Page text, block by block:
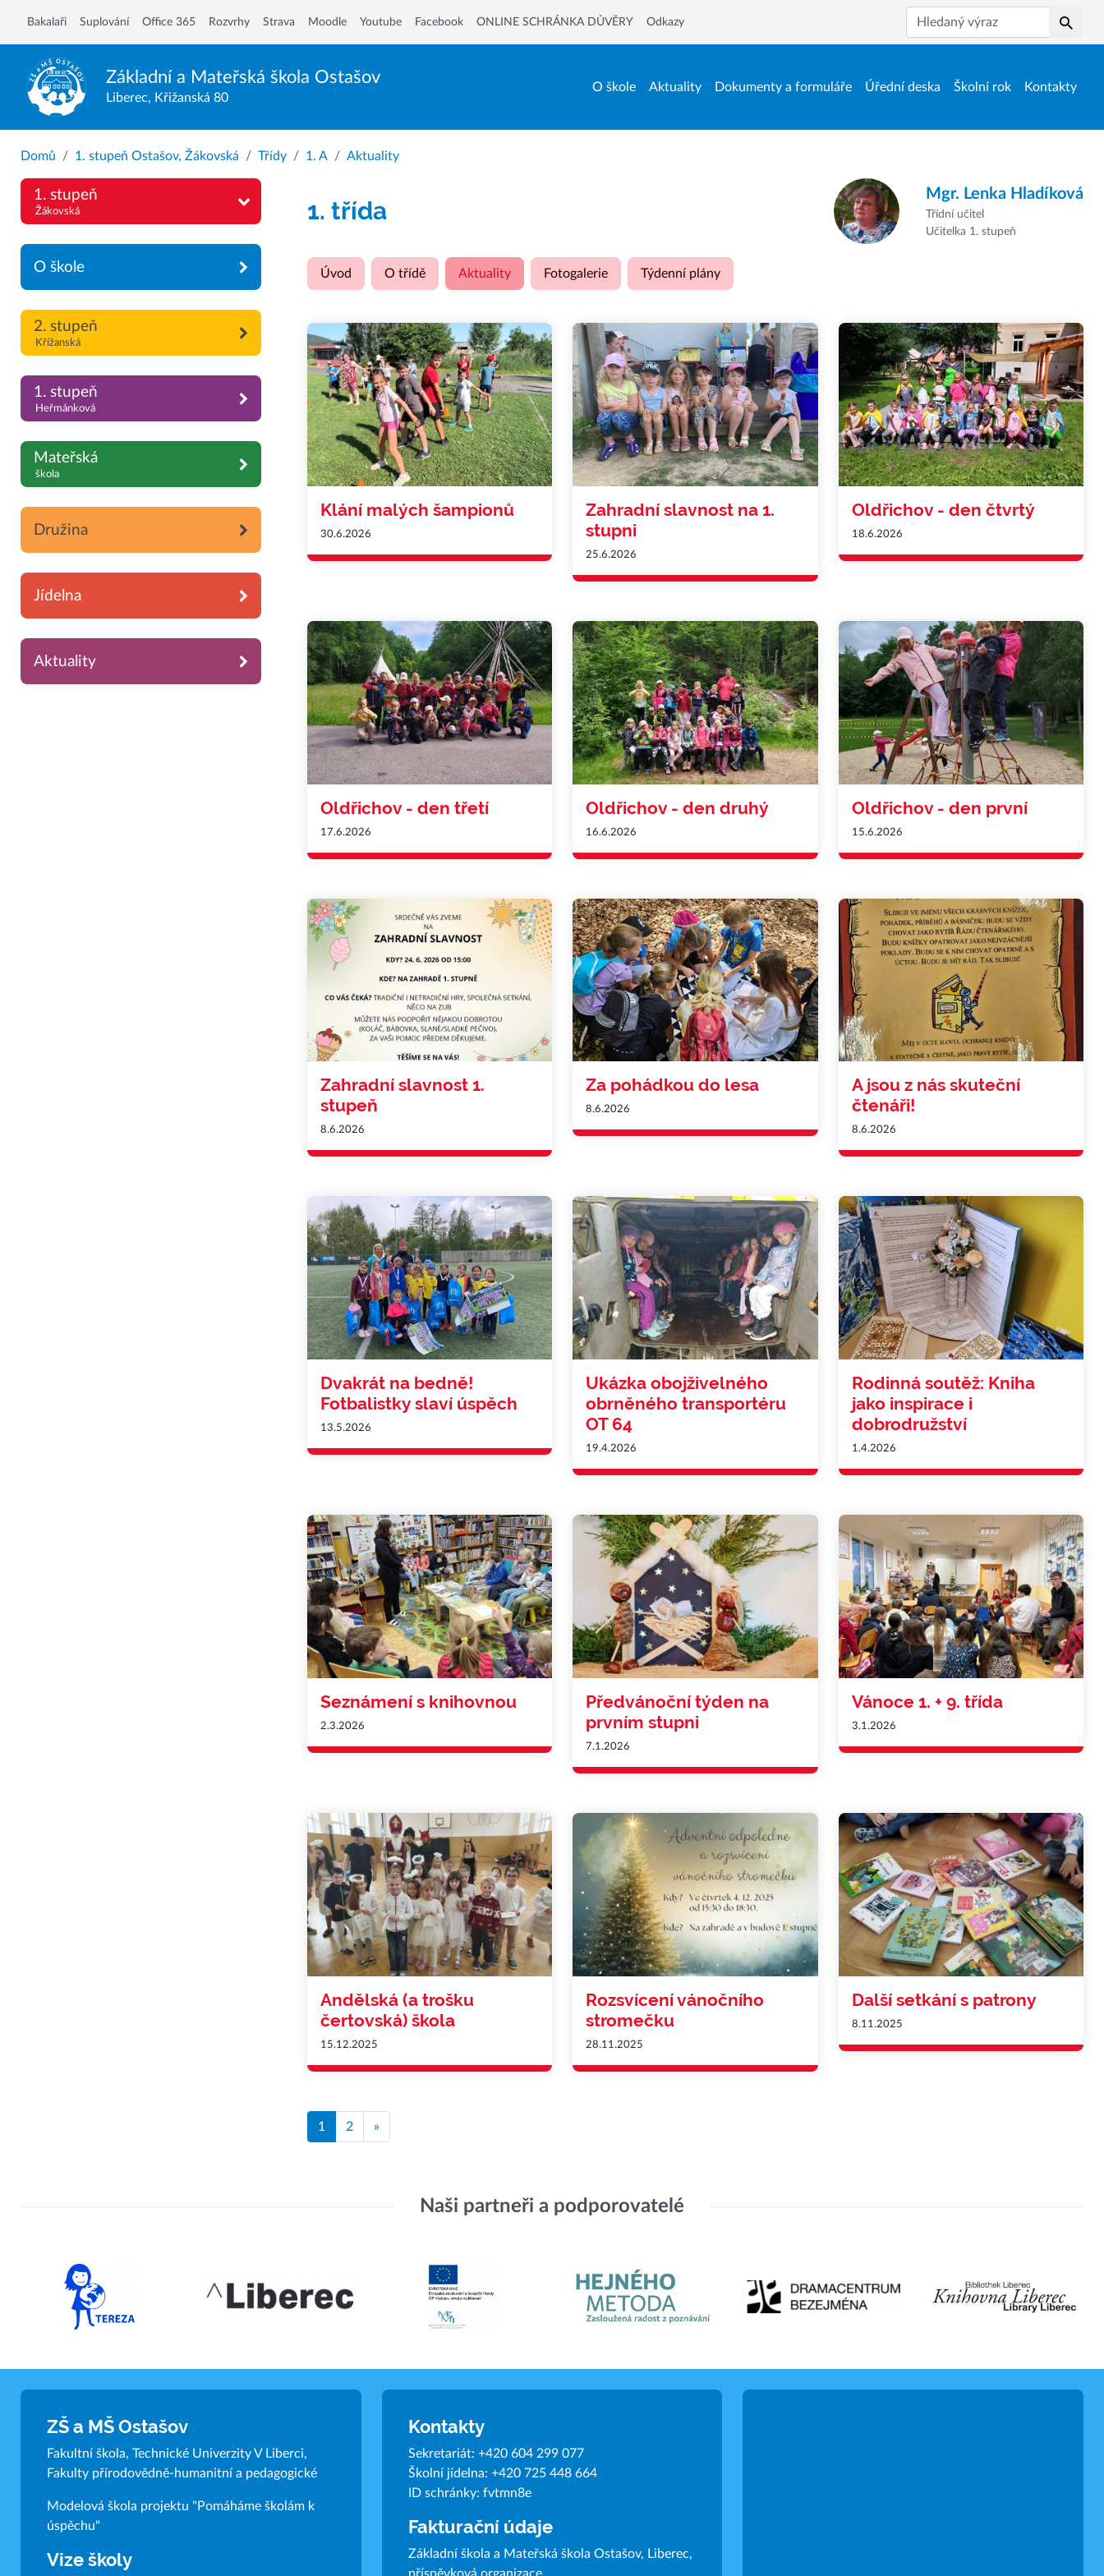
Základní a Mateřská škola Ostašov
Liberec, Křižanská 80
O škole Aktuality Dokumenty a formuláře Úřední deska Školní rok Kontakty
Bakalaři Suplování Office 365 Rozvrhy Strava Moodle Youtube Facebook ONLINE SCHRÁNKA DŮVĚRY Odkazy
Hledat
Domů 1. stupeň Ostašov, Žákovská Třídy 1. A Aktuality
1. stupeň
Žákovská
O škole
2. stupeň
Křížanská
1. stupeň
Heřmánková
Mateřská
škola
Družina
Jídelna
Aktuality
1. třída
Mgr. Lenka Hladíková
Třídní učitel
Učitelka 1. stupeň
Úvod O třídě Aktuality Fotogalerie Týdenní plány
Klání malých šampionů
30.6.2026
Zahradní slavnost na 1.
stupni
25.6.2026
Oldřichov - den čtvrtý
18.6.2026
Oldřichov - den třetí
17.6.2026
Oldřichov - den druhý
16.6.2026
Oldřichov - den první
15.6.2026
Zahradní slavnost 1.
stupeň
8.6.2026
Za pohádkou do lesa
8.6.2026
A jsou z nás skuteční
čtenáři!
8.6.2026
Dvakrát na bedně!
Fotbalistky slaví úspěch
13.5.2026
Ukázka obojživelného
obrněného transportéru
OT 64
19.4.2026
Rodinná soutěž: Kniha
jako inspirace i
dobrodružství
1.4.2026
Seznámení s knihovnou
2.3.2026
Předvánoční týden na
prvním stupni
7.1.2026
Vánoce 1. + 9. třída
3.1.2026
Andělská (a trošku
čertovská) škola
15.12.2025
Rozsvícení vánočního
stromečku
28.11.2025
Další setkání s patrony
8.11.2025
1 2 »
Naši partneři a podporovatelé
ZŠ a MŠ Ostašov
Fakultní škola, Technické Univerzity V Liberci,
Fakulty přírodovědně-humanitní a pedagogické
Modelová škola projektu "Pomáháme školám k
úspěchu"
Vize školy
Kontakty
Sekretariát: +420 604 299 077
Školní jídelna: +420 725 448 664
ID schránky: fvtmn8e
Fakturační údaje
Základní škola a Mateřská škola Ostašov, Liberec,